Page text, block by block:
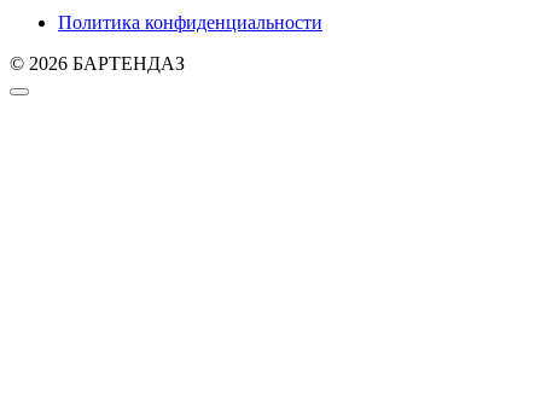
Политика конфиденциальности
© 2026 БАРТЕНДАЗ